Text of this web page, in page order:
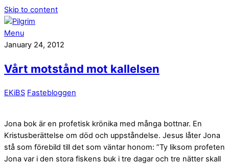
Skip to content
Menu
January 24, 2012
Vårt motstånd mot kallelsen
EKiBS Fastebloggen
Jona bok är en profetisk krönika med många bottnar. En
Kristusberättelse om död och uppståndelse. Jesus låter Jona
stå som förebild till det som väntar honom: ”Ty liksom profeten
Jona var i den stora fiskens buk i tre dagar och tre nätter skall